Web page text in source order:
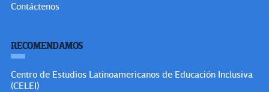
Contáctenos
RECOMENDAMOS
Centro de Estudios Latinoamericanos de Educación Inclusiva
(CELEI)